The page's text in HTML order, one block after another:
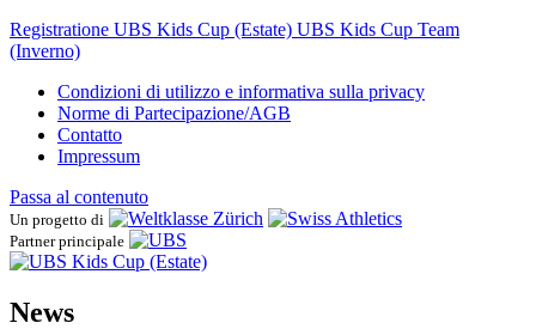
Registratione UBS Kids Cup (Estate) UBS Kids Cup Team
(Inverno)
Condizioni di utilizzo e informativa sulla privacy
Norme di Partecipazione/AGB
Contatto
Impressum
Passa al contenuto
Un progetto di
Partner principale
News